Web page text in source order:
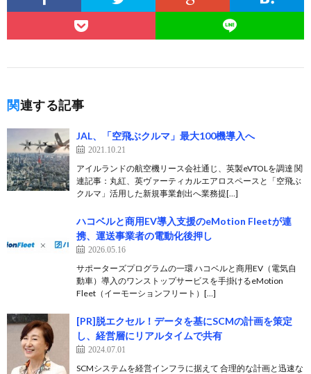
関連する記事
JAL、「空飛ぶクルマ」最大100機導入へ
2021.10.21
アイルランドの航空機リース会社通じ、英製eVTOLを調達 関
連記事：丸紅、英ヴァーティカルエアロスペースと「空飛ぶ
クルマ」活用した新規事業創出へ業務提[…]
ハコベルと商用EV導入支援のeMotion Fleetが連
携、運送事業者の電動化後押し
2026.05.16
サポーターズプログラムの一環 ハコベルと商用EV（電気自
動車）導入のワンストップサービスを手掛けるeMotion
Fleet（イーモーションフリート）[…]
[PR]脱エクセル！データを基にSCMの計画を策定
し、経営層にリアルタイムで共有
2024.07.01
SCMシステムを経営インフラに据えて 合理的な計画と迅速な